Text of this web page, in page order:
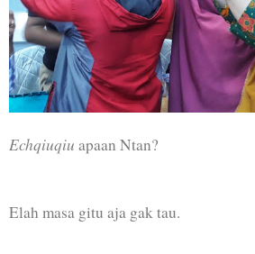
Echqiuqiu apaan Ntan?
Elah masa gitu aja gak tau.